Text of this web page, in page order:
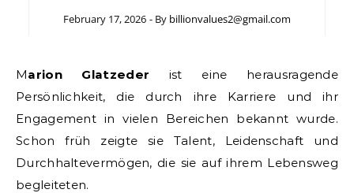
February 17, 2026 - By billionvalues2@gmail.com
Marion Glatzeder ist eine herausragende
Persönlichkeit, die durch ihre Karriere und ihr
Engagement in vielen Bereichen bekannt wurde.
Schon früh zeigte sie Talent, Leidenschaft und
Durchhaltevermögen, die sie auf ihrem Lebensweg
begleiteten.